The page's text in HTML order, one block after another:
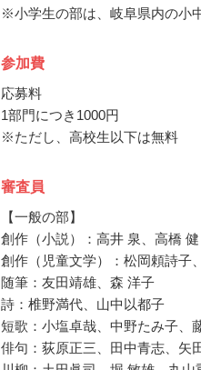
※小学生の部は、岐阜県内の小
参加費
応募料
1部門につき1000円
※ただし、高校生以下は無料
審査員
【一般の部】
創作（小説）：高井 泉、高橋 健
創作（児童文学）：松岡頼詩子
随筆：友田靖雄、森 洋子
詩：椎野満代、山中以都子
短歌：小塩卓哉、中野たみ子、
俳句：荻原正三、田中青志、矢